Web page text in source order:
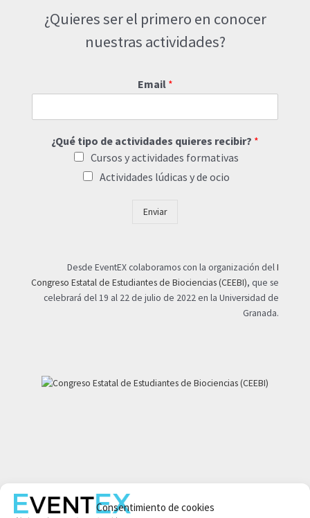
Consentimiento de cookies
¿Quieres ser el primero en conocer
nuestras actividades?
Email *
¿Qué tipo de actividades quieres recibir? *
Cursos y actividades formativas
Actividades lúdicas y de ocio
Enviar
Desde EventEX colaboramos con la organización delI
Congreso Estatal de Estudiantes de Biociencias (CEEBI), que se
celebrará del 19 al 22 de julio de 2022 en la Universidad de
Granada.
Aviso legal